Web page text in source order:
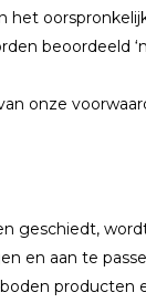
beoordeeld
onze
geschiedt,
en aan te
producten